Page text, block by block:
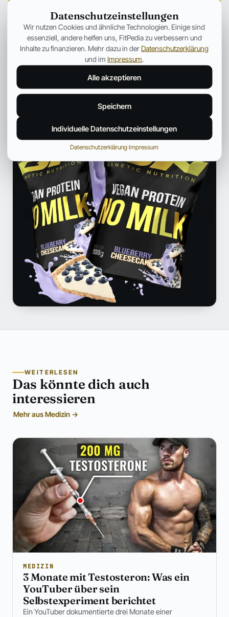
PUBLIC HEALTH UND GESUNDHEITSKOMMUNIKATION
Arbeitet im Bereich Public Health und
Gesundheitskommunikation. Bereitet komplexe Themen aus
dem Gesundheitswesen klar und praxisnah auf.
ANZEIGE
WEITERLESEN
Das könnte dich auch
interessieren
Mehr aus Medizin →
MEDIZIN
3 Monate mit Testosteron: Was ein
YouTuber über sein
Selbstexperiment berichtet
Ein YouTuber dokumentierte drei Monate einer
Datenschutzeinstellungen
Wir nutzen Cookies und ähnliche Technologien. Einige sind
essenziell, andere helfen uns, FitPedia zu verbessern und
Inhalte zu finanzieren. Mehr dazu in der Datenschutzerklärung
und im Impressum.
Alle akzeptieren
Speichern
Individuelle Datenschutzeinstellungen
Datenschutzerklärung·Impressum